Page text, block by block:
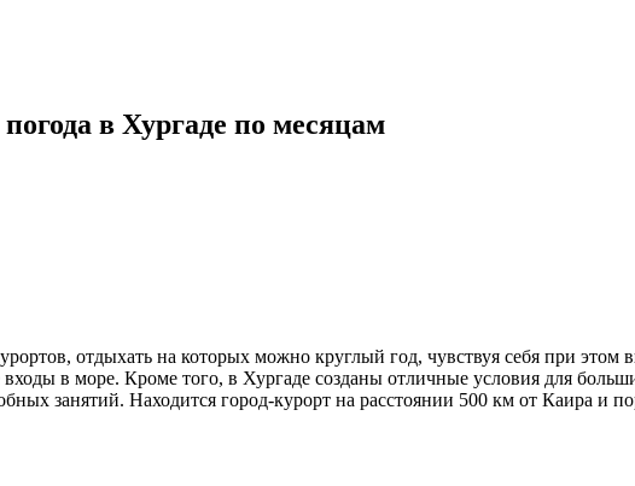
в Хургаде по месяцам
отдыхать на которых можно круглый год, чувствуя себя при
в море. Кроме того, в Хургаде созданы отличные условия для
занятий. Находится город-курорт на расстоянии 500 км от Каира и